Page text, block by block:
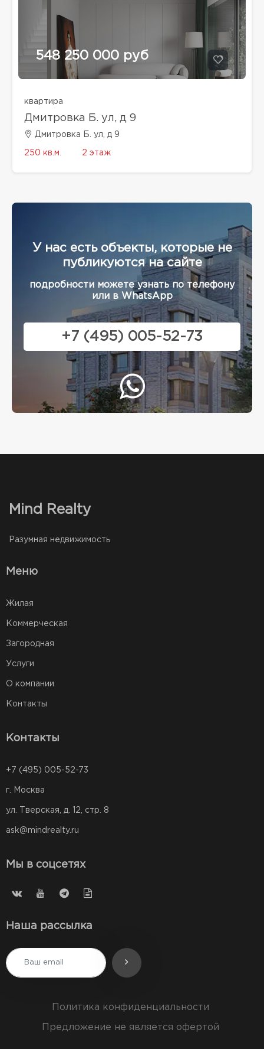
548 250 000 руб
квартира
Дмитровка Б. ул, д 9
Дмитровка Б. ул, д 9
250 кв.м. 2 этаж
У нас есть объекты, которые не
публикуются на сайте
подробности можете узнать по телефону
или в WhatsApp
+7 (495) 005-52-73
Mind Realty
Разумная недвижимость
Меню
Жилая
Коммерческая
Загородная
Услуги
О компании
Контакты
Контакты
+7 (495) 005-52-73
г. Москва
ул. Тверская, д. 12, стр. 8
ask@mindrealty.ru
Мы в соцсетях
Наша рассылка
Политика конфиденциальности
Предложение не является офертой